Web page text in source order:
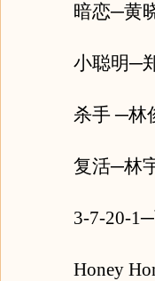
暗恋─黄
小聪明─
杀手 ─林
复活─林宇
3-7-20-1─
Honey